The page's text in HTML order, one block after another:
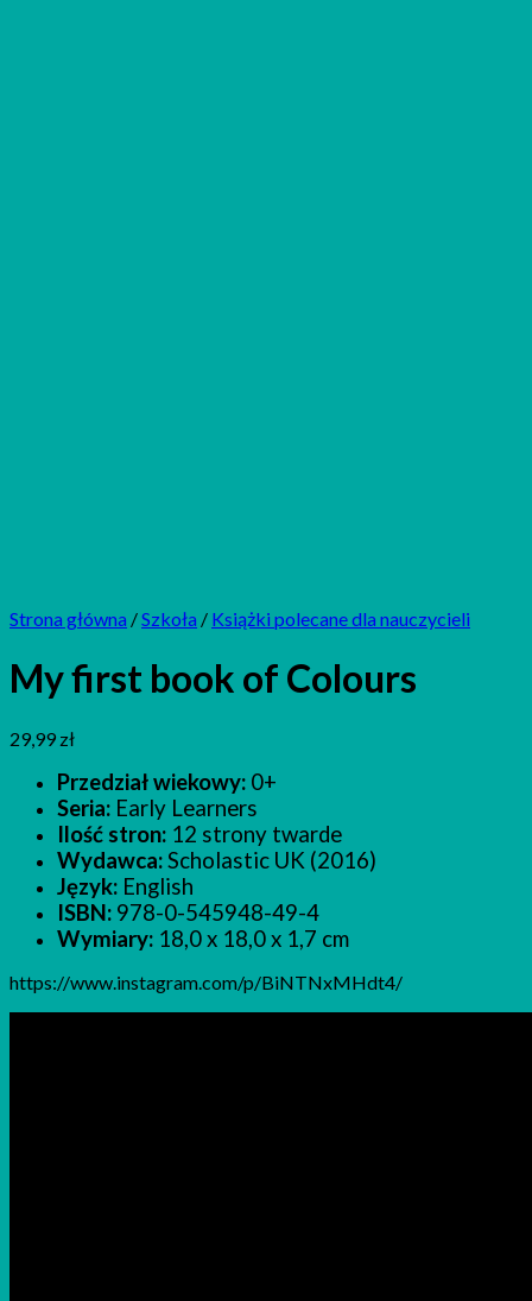
Strona główna /Szkoła / Książki polecane dla nauczycieli
My first book of Colours
29,99 zł
Przedział wiekowy: 0+
Seria: Early Learners
Ilość stron: 12 strony twarde
Wydawca:Scholastic UK (2016)
Język: English
ISBN: 978-0-545948-49-4
Wymiary: 18,0 x 18,0 x 1,7 cm
https://www.instagram.com/p/BiNTNxMHdt4/